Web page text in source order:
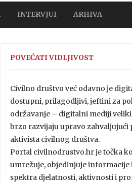
INTERVJUI ARHIVA
POVEĆATI VIDLJIVOST
Civilno društvo već odavno je
dostupni, prilagodljivi, jeftini za
održavanje – digitalni mediji
brzo razvijaju upravo zahvaljujući
aktivista civilnog društva.
Portal civilnodrustvo.hr je točka
umrežuje, objedinjuje informacije
spektra djelatnosti, aktivnosti i